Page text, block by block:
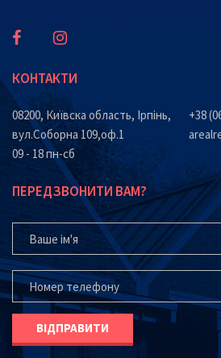
КОНТАКТИ
08200, Київска область, Ірпінь,
вул.Соборна 109,оф.1
09 - 18 пн-сб
+38
ПЕРЕДЗВОНИТИ ВАМ?
ВАШЕ ІМ'Я
ВАШ ТЕЛЕФОН*